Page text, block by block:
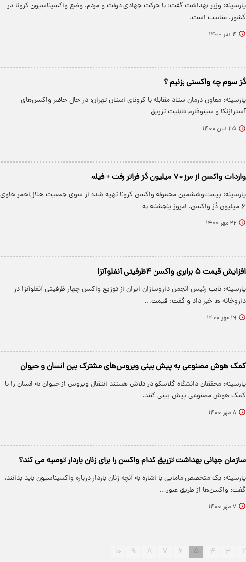
پارسینه: وزیر بهداشت گفت: با حرکت جهادی دولت و مردم، وضع واکسیناسیون کرونا در
کشور، مناسب است.
۴ آذر ۱۴۰۰
دُز سوم چه واکسنی بزنیم ؟
پارسینه: معاون درمان ستاد مقابله با کرونای استان تهران: در حال حاضر واکسن‌های
آسترازنکا و سینوفارم قابلیت تزریق…
۲۵ آبان ۱۴۰۰
واردات واکسن از مرز ۷۰ میلیون دُز فراتر رفت + فیلم
پارسینه: بیست‌وششمین محموله واکسن کرونا تهیه شده از سوی جمعیت هلال‌احمر حاوی
۶ میلیون دُز واکسن، امروز پنجشنبه به…
۲۲ مهر ۱۴۰۰
افزایش قیمت ۵ برابری واکسن ۴ظرفیتی آنفلوآنزا
پارسینه: نایب رئیس انجمن داروسازان ایران از توزیع واکسن چهار ظرفیتی آنفلوآنزا در
داروخانه ها خبر داد و گفت: قیمت…
۱۹ مهر ۱۴۰۰
کمک هوش مصنوعی به پیش بینی ویروس‌های مشترک بین انسان و حیوان
پارسینه: محققان دانشگاه گلاسکو در تلاش هستند انتقال ویروس از حیوان به انسان را با
کمک هوش مصنوعی پیش بینی کنند.
۸ مهر ۱۴۰۰
سازمان جهانی بهداشت تزریق کدام واکسن را برای زنان باردار توصیه می کند؟
پارسینه: یک متخصص مامایی با اشاره به آنچه زنان باردار درباره واکسیناسیون باید بدانند،
گفت: واکسن‌ها از طریق عبور…
۷ مهر ۱۴۰۰
۲ ۳ ۴ ۵ ۶ ۷ ۸ ۹ ۱۰